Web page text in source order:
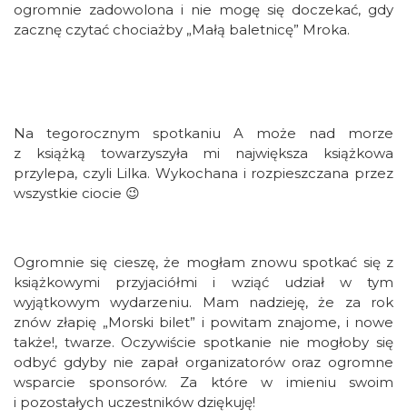
ogromnie zadowolona i nie mogę się doczekać, gdy
zacznę czytać chociażby „Małą baletnicę” Mroka.
Na tegorocznym spotkaniu A może nad morze
z książką towarzyszyła mi największa książkowa
przylepa, czyli Lilka. Wykochana i rozpieszczana przez
wszystkie ciocie 😉
Ogromnie się cieszę, że mogłam znowu spotkać się z
książkowymi przyjaciółmi i wziąć udział w tym
wyjątkowym wydarzeniu. Mam nadzieję, że za rok
znów złapię „Morski bilet” i powitam znajome, i nowe
także!, twarze. Oczywiście spotkanie nie mogłoby się
odbyć gdyby nie zapał organizatorów oraz ogromne
wsparcie sponsorów. Za które w imieniu swoim
i pozostałych uczestników dziękuję!